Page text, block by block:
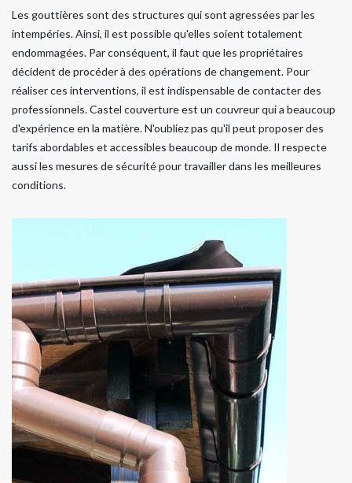
Les gouttières sont des structures qui sont agressées par les
intempéries. Ainsi, il est possible qu'elles soient totalement
endommagées. Par conséquent, il faut que les propriétaires
décident de procéder à des opérations de changement. Pour
réaliser ces interventions, il est indispensable de contacter des
professionnels. Castel couverture est un couvreur qui a beaucoup
d'expérience en la matière. N'oubliez pas qu'il peut proposer des
tarifs abordables et accessibles beaucoup de monde. Il respecte
aussi les mesures de sécurité pour travailler dans les meilleures
conditions.